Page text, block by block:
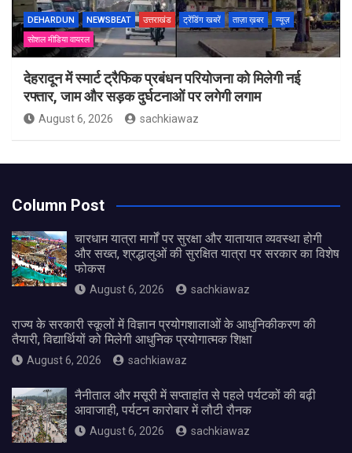
DEHARDUN NEWSBEAT उत्तराखंड ट्रेंडिंग खबरें ताज़ा ख़बर
न्यूज़
सोशल मीडिया वायरल
देहरादून में स्मार्ट ट्रैफिक प्रबंधन परियोजना को मिलेगी नई
रफ्तार, जाम और सड़क दुर्घटनाओं पर लगेगी लगाम
August 6, 2026 sachkiawaz
Column Post
चारधाम यात्रा मार्गों पर सुरक्षा और यातायात व्यवस्था होगी
और सख्त, श्रद्धालुओं की सुरक्षित यात्रा पर सरकार का विशेष
फोकस
August 6, 2026 sachkiawaz
राज्य के सरकारी स्कूलों में विज्ञान प्रयोगशालाओं के आधुनिकीकरण की
तैयारी, विद्यार्थियों को मिलेगी आधुनिक प्रयोगात्मक शिक्षा
August 6, 2026 sachkiawaz
नैनीताल और मसूरी में सप्ताहांत से पहले पर्यटकों की बढ़ी
आवाजाही, पर्यटन कारोबार में लौटी रौनक
August 6, 2026 sachkiawaz